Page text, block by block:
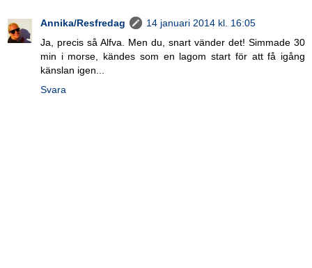
Annika/Resfredag
14 januari 2014 kl. 16:05
Ja, precis så Alfva. Men du, snart vänder det! Simmade 30
min i morse, kändes som en lagom start för att få igång
känslan igen...
Svara